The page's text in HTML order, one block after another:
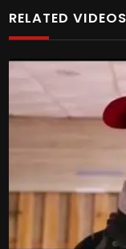
موش مزية اما واجب
Admin
RELATED VIDEOS